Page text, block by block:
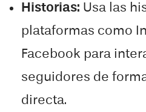
Historias: Usa las
plataformas como
Facebook para
seguidores de
directa.